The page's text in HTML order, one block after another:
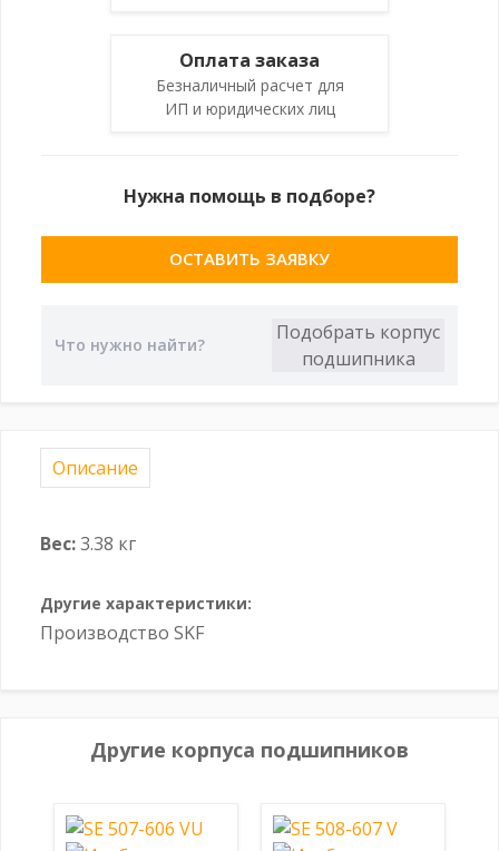
Оплата заказа
Безналичный расчет для
ИП и юридических лиц
Нужна помощь в подборе?
ОСТАВИТЬ ЗАЯВКУ
Описание
Вес:3.38 кг
Другие характеристики:
Производство SKF
Другие корпуса подшипников